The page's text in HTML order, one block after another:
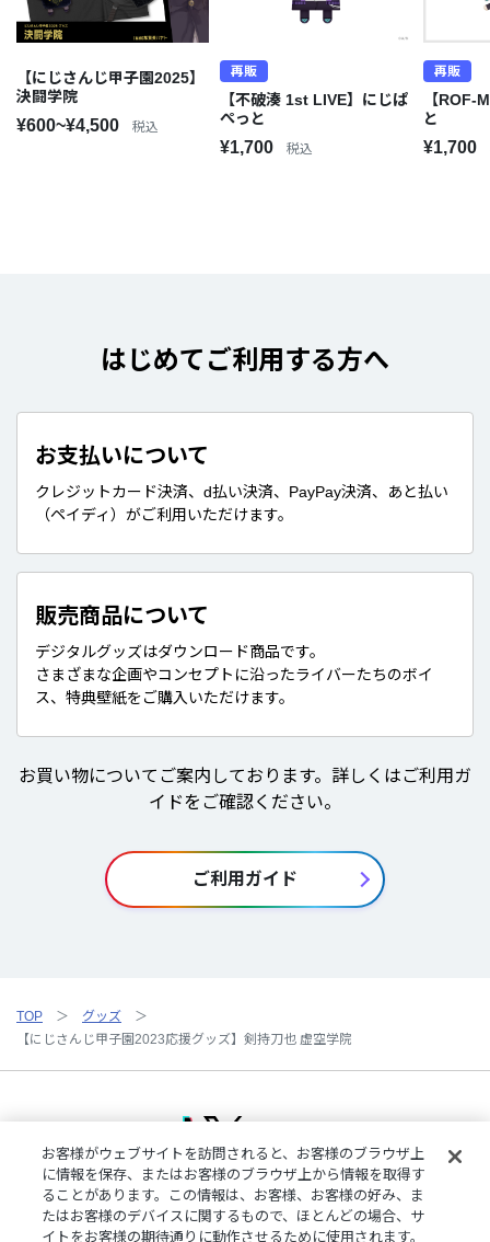
【にじさんじ甲子園2025】
決闘学院
¥600~¥4,500 税込
再販
【不破湊 1st LIVE】にじぱ
ぺっと
¥1,700 税込
再販
【ROF-
と
¥1,700
はじめてご利用する方へ
お支払いについて
クレジットカード決済、d払い決済、PayPay決済、あと払い
（ペイディ）がご利用いただけます。
販売商品について
デジタルグッズはダウンロード商品です。
さまざまな企画やコンセプトに沿ったライバーたちのボイ
ス、特典壁紙をご購入いただけます。
お買い物についてご案内しております。詳しくはご利用ガ
イドをご確認ください。
ご利用ガイド
TOP
グッズ
【にじさんじ甲子園2023応援グッズ】剣持刀也 虚空学院
ご利用規約プライバシーポリシー
特定商取引法に基づく表記
ご利用ガイドよくある質問お問い合わせにじさんじ公式サイト
お客様がウェブサイトを訪問されると、お客様のブラウザ上
に情報を保存、またはお客様のブラウザ上から情報を取得す
ることがあります。この情報は、お客様、お客様の好み、ま
たはお客様のデバイスに関するもので、ほとんどの場合、サ
イトをお客様の期待通りに動作させるために使用されます。